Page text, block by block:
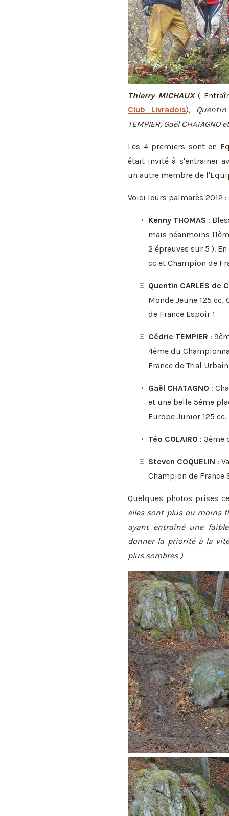
Thierry MICHAUX(
Club Livradois), Quentin
TEMPIER, Gaël CHATAGNO
Les 4 premiers sont en
était invité à s'entrainer
un autre membre de
Voici leurs palmarès 2012 :
Kenny THOMAS :
mais néanmoins
2 épreuves sur 5 ).
cc et Champion de
Quentin CARLES de
Monde Jeune 125 cc,
de France Espoir 1
Cédric TEMPIER :
4ème du
France de Trial Urbain
Gaël CHATAGNO :
et une belle 5ème
Europe Junior 125 cc.
Téo COLAIRO : 3ème
Steven COQUELIN :
Champion de France
Quelques photos prises
elles sont plus ou moins
ayant entraîné une
donner la priorité à la
plus sombres )